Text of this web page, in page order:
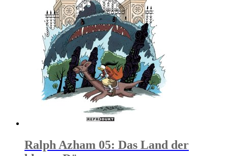
Ralph Azham 05: Das Land der